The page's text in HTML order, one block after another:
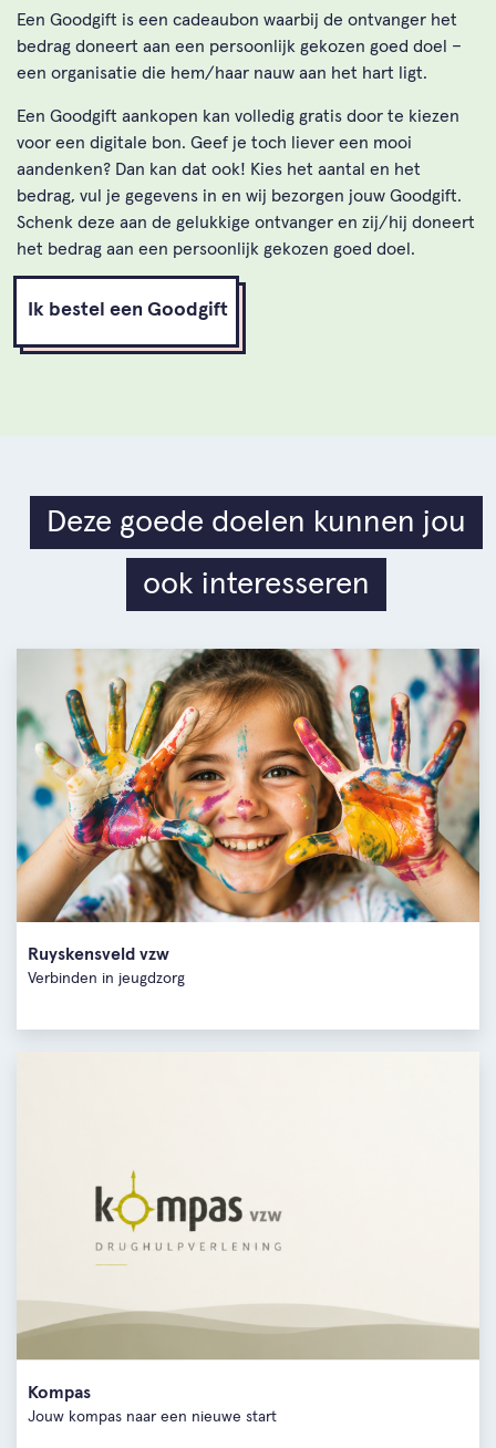
Een Goodgift is een cadeaubon waarbij de ontvanger het
bedrag doneert aan een persoonlijk gekozen goed doel –
een organisatie die hem/haar nauw aan het hart ligt.
Een Goodgift aankopen kan volledig gratis door te kiezen
voor een digitale bon. Geef je toch liever een mooi
aandenken? Dan kan dat ook! Kies het aantal en het
bedrag, vul je gegevens in en wij bezorgen jouw Goodgift.
Schenk deze aan de gelukkige ontvanger en zij/hij doneert
het bedrag aan een persoonlijk gekozen goed doel.
Ik bestel een Goodgift
Deze goede doelen kunnen jou
ook interesseren
Ruyskensveld vzw
Verbinden in jeugdzorg
Kompas
Jouw kompas naar een nieuwe start